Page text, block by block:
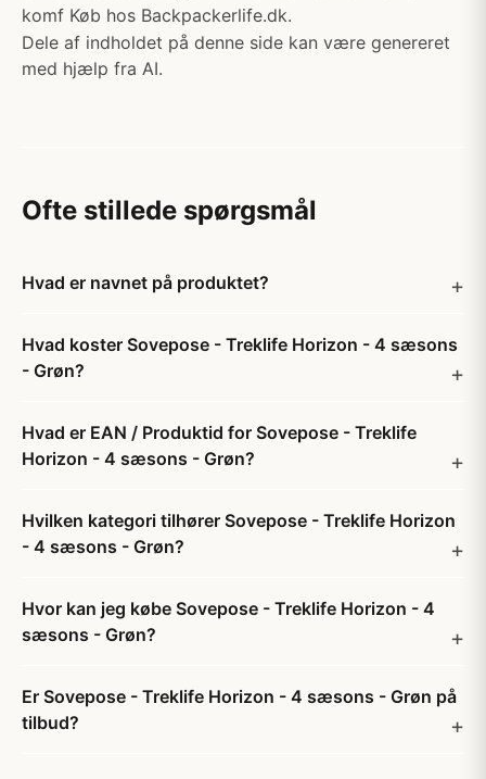
komf Køb hos Backpackerlife.dk.
Dele af indholdet på denne side kan være genereret
med hjælp fra AI.
Ofte stillede spørgsmål
Hvad er navnet på produktet?
Hvad koster Sovepose - Treklife Horizon - 4 sæsons
- Grøn?
Hvad er EAN / Produktid for Sovepose - Treklife
Horizon - 4 sæsons - Grøn?
Hvilken kategori tilhører Sovepose - Treklife Horizon
- 4 sæsons - Grøn?
Hvor kan jeg købe Sovepose - Treklife Horizon - 4
sæsons - Grøn?
Er Sovepose - Treklife Horizon - 4 sæsons - Grøn på
tilbud?